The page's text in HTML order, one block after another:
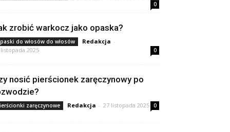
0
zrobić warkocz jako opaska?
do włosów do włosów Redakcja -
2025
0
nosić pierścionek zaręczynowy po
zaręczynowe Redakcja - 27 listopada 2025 0